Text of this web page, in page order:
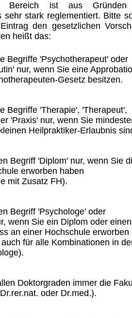
Bereich ist aus
sehr stark reglementiert. Bitte
den gesetzlichen
heißt das:
Begriffe 'Psychotherapeut' oder
nur, wenn Sie eine
Gesetz besitzen.
Begriffe 'Therapie', 'Therapeut',
'Praxis' nur, wenn Sie
Heilpraktiker-Erlaubnis
Begriff 'Diplom' nur, wenn Sie
erworben haben
mit Zusatz FH).
Begriff 'Psychologe' oder
wenn Sie ein Diplom oder einen
an einer Hochschule erworben
für alle Kombinationen in
Doktorgraden immer die
oder Dr.med.).